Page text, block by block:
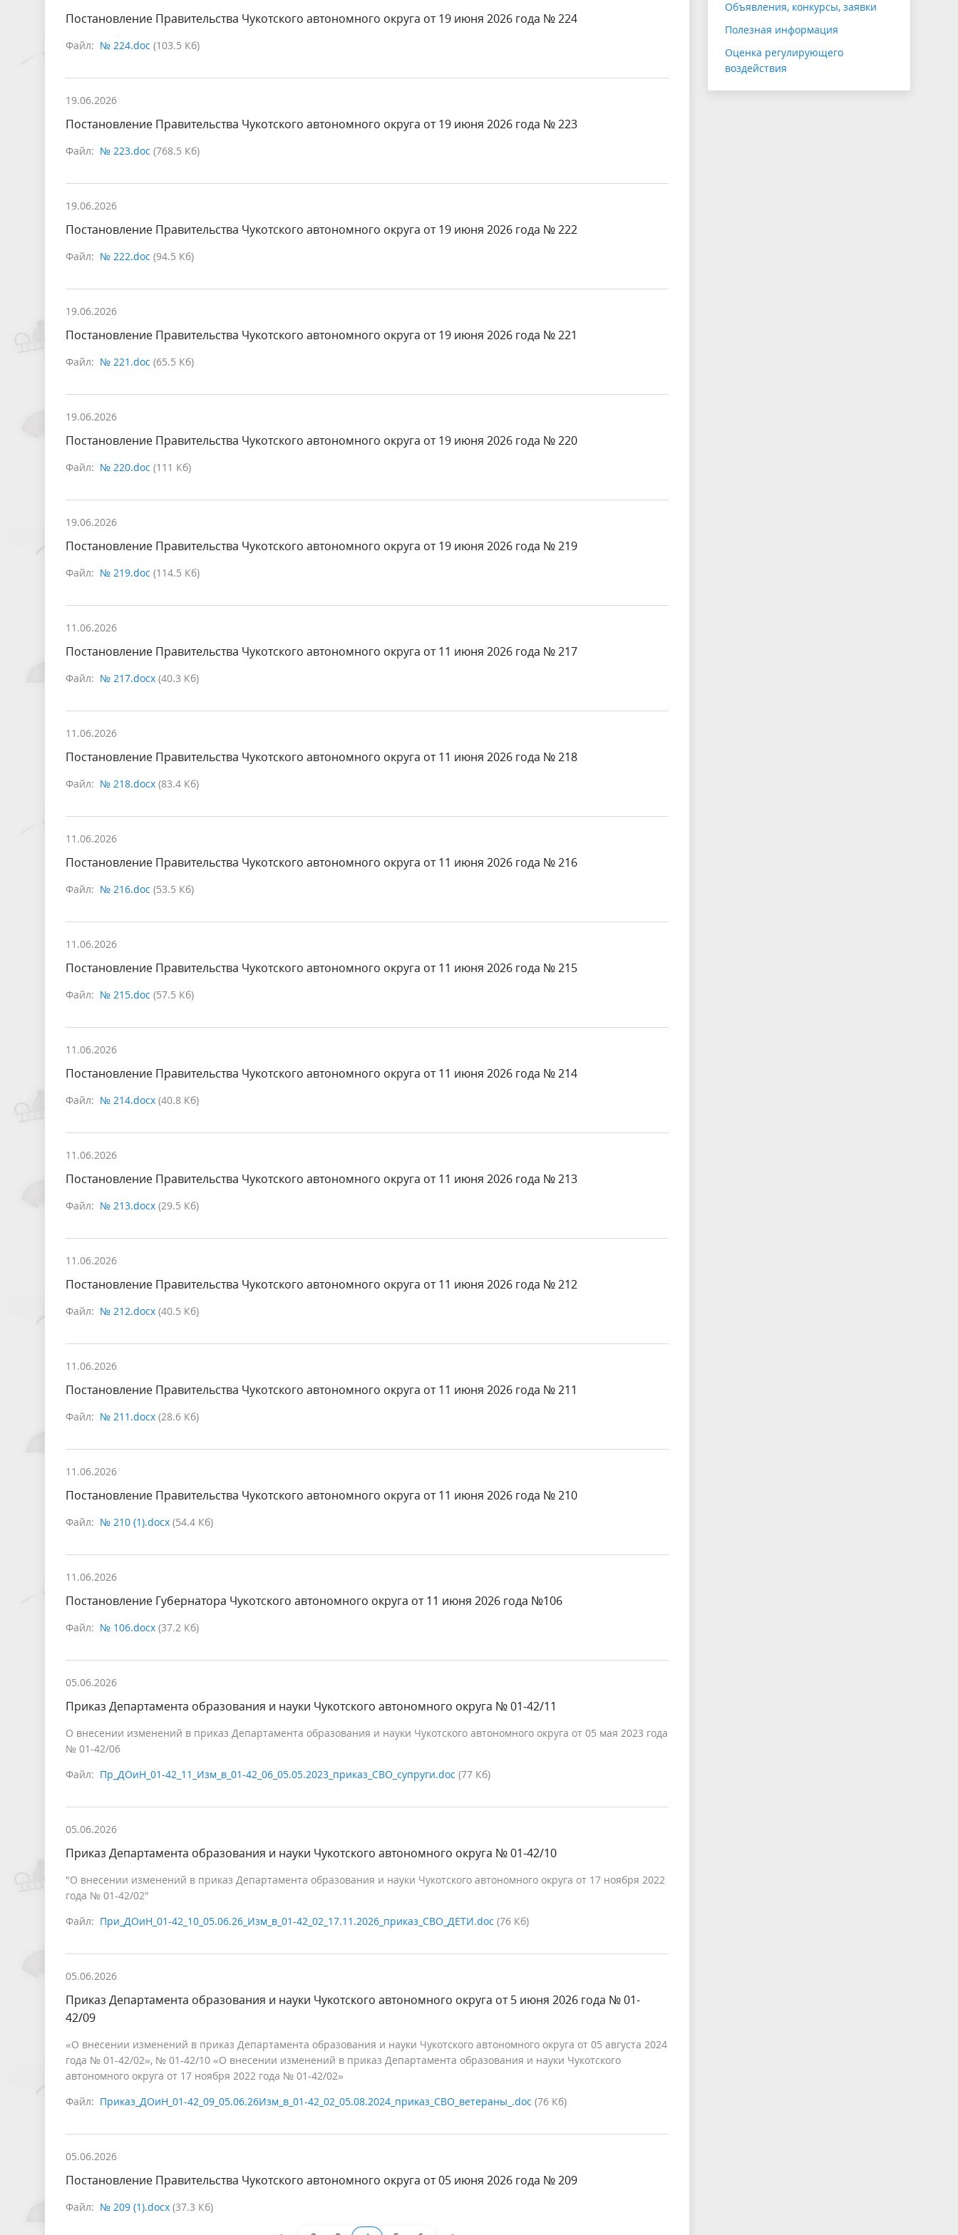
Постановление Правительства Чукотского автономного округа от 19 июня 2026 года № 224
Файл: № 224.doc (103.5 Кб)
19.06.2026
Постановление Правительства Чукотского автономного округа от 19 июня 2026 года № 223
Файл: № 223.doc (768.5 Кб)
19.06.2026
Постановление Правительства Чукотского автономного округа от 19 июня 2026 года № 222
Файл: № 222.doc (94.5 Кб)
19.06.2026
Постановление Правительства Чукотского автономного округа от 19 июня 2026 года № 221
Файл: № 221.doc (65.5 Кб)
19.06.2026
Постановление Правительства Чукотского автономного округа от 19 июня 2026 года № 220
Файл: № 220.doc (111 Кб)
19.06.2026
Постановление Правительства Чукотского автономного округа от 19 июня 2026 года № 219
Файл: № 219.doc (114.5 Кб)
11.06.2026
Постановление Правительства Чукотского автономного округа от 11 июня 2026 года № 217
Файл: № 217.docx (40.3 Кб)
11.06.2026
Постановление Правительства Чукотского автономного округа от 11 июня 2026 года № 218
Файл: № 218.docx (83.4 Кб)
11.06.2026
Постановление Правительства Чукотского автономного округа от 11 июня 2026 года № 216
Файл: № 216.doc (53.5 Кб)
11.06.2026
Постановление Правительства Чукотского автономного округа от 11 июня 2026 года № 215
Файл: № 215.doc (57.5 Кб)
11.06.2026
Постановление Правительства Чукотского автономного округа от 11 июня 2026 года № 214
Файл: № 214.docx (40.8 Кб)
11.06.2026
Постановление Правительства Чукотского автономного округа от 11 июня 2026 года № 213
Файл: № 213.docx (29.5 Кб)
11.06.2026
Постановление Правительства Чукотского автономного округа от 11 июня 2026 года № 212
Файл: № 212.docx (40.5 Кб)
11.06.2026
Постановление Правительства Чукотского автономного округа от 11 июня 2026 года № 211
Файл: № 211.docx (28.6 Кб)
11.06.2026
Постановление Правительства Чукотского автономного округа от 11 июня 2026 года № 210
Файл: № 210 (1).docx (54.4 Кб)
11.06.2026
Постановление Губернатора Чукотского автономного округа от 11 июня 2026 года №106
Файл: № 106.docx (37.2 Кб)
05.06.2026
Приказ Департамента образования и науки Чукотского автономного округа № 01-42/11
О внесении изменений в приказ Департамента образования и науки Чукотского автономного округа от 05 мая 2023 года
№ 01-42/06
Файл: Пр_ДОиН_01-42_11_Изм_в_01-42_06_05.05.2023_приказ_СВО_супруги.doc (77 Кб)
05.06.2026
Приказ Департамента образования и науки Чукотского автономного округа № 01-42/10
"О внесении изменений в приказ Департамента образования и науки Чукотского автономного округа от 17 ноября 2022
года № 01-42/02"
Файл: При_ДОиН_01-42_10_05.06.26_Изм_в_01-42_02_17.11.2026_приказ_СВО_ДЕТИ.doc (76 Кб)
05.06.2026
Приказ Департамента образования и науки Чукотского автономного округа от 5 июня 2026 года № 01-
42/09
«О внесении изменений в приказ Департамента образования и науки Чукотского автономного округа от 05 августа 2024
года № 01-42/02», № 01-42/10 «О внесении изменений в приказ Департамента образования и науки Чукотского
автономного округа от 17 ноября 2022 года № 01-42/02»
Файл: Приказ_ДОиН_01-42_09_05.06.26Изм_в_01-42_02_05.08.2024_приказ_СВО_ветераны_.doc (76 Кб)
05.06.2026
Постановление Правительства Чукотского автономного округа от 05 июня 2026 года № 209
Файл: № 209 (1).docx (37.3 Кб)
Объявления, конкурсы, заявки
Полезная информация
Оценка регулирующего
воздействия